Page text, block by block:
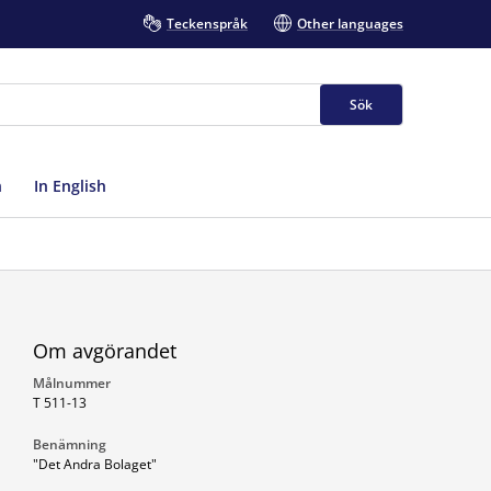
Teckenspråk Other languages
Sök
In English
Om avgörandet
Målnummer
T 511-13
Benämning
"Det Andra Bolaget"